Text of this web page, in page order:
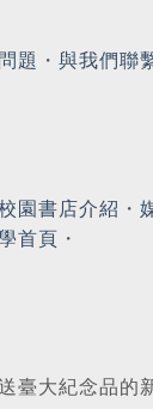
題 ・與我們聯
園書店介紹 ・
首頁 ・
臺大紀念品的